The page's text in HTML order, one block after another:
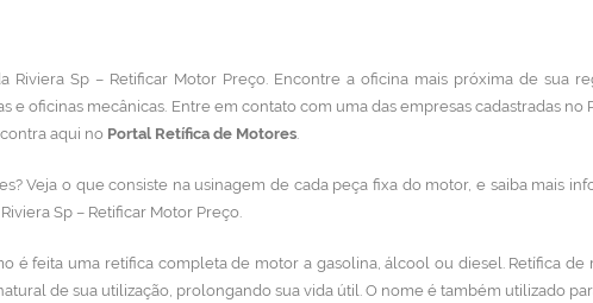
Riviera Sp – Retificar Motor Preço. Encontre a oficina mais próxima de sua
e oficinas mecânicas. Entre em contato com uma das empresas cadastradas no
aqui no Portal Retífica de Motores.
Veja o que consiste na usinagem de cada peça fixa do motor, e saiba mais
Sp – Retificar Motor Preço.
é feita uma retífica completa de motor a gasolina, álcool ou diesel. Retífica de
de sua utilização, prolongando sua vida útil. O nome é também utilizado